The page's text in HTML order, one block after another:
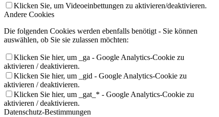
Klicken Sie, um Videoeinbettungen zu aktivieren/deaktivieren.
Andere Cookies
Die folgenden Cookies werden ebenfalls benötigt - Sie können
auswählen, ob Sie sie zulassen möchten:
Klicken Sie hier, um _ga - Google Analytics-Cookie zu
aktivieren / deaktivieren.
Klicken Sie hier, um _gid - Google Analytics-Cookie zu
aktivieren / deaktivieren.
Klicken Sie hier, um _gat_* - Google Analytics-Cookie zu
aktivieren / deaktivieren.
Datenschutz-Bestimmungen